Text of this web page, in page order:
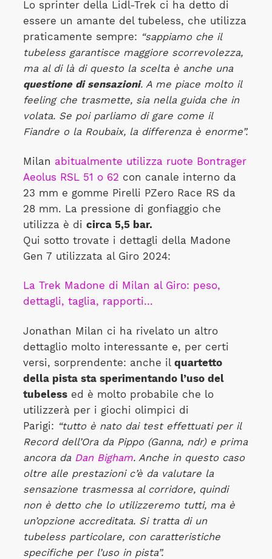
Lo sprinter della Lidl-Trek ci ha detto di
essere un amante del tubeless, che utilizza
praticamente sempre: “sappiamo che il
tubeless garantisce maggiore scorrevolezza,
ma al di là di questo la scelta è anche una
questione di sensazioni. A me piace molto il
feeling che trasmette, sia nella guida che in
volata. Se poi parliamo di gare come il
Fiandre o la Roubaix, la differenza è enorme”.
Milan abitualmente utilizza ruote Bontrager
Aeolus RSL 51 o 62 con canale interno da
23 mm e gomme Pirelli PZero Race RS da
28 mm. La pressione di gonfiaggio che
utilizza è di circa 5,5 bar.
Qui sotto trovate i dettagli della Madone
Gen 7 utilizzata al Giro 2024:
La Trek Madone di Milan al Giro: peso,
dettagli, taglia, rapporti…
Jonathan Milan ci ha rivelato un altro
dettaglio molto interessante e, per certi
versi, sorprendente: anche il quartetto
della pista sta sperimentando l’uso del
tubelessed è molto probabile che lo
utilizzerà per i giochi olimpici di
Parigi: “tutto è nato dai test effettuati per il
Record dell’Ora da Pippo (Ganna, ndr) e prima
ancora da Dan Bigham. Anche in questo caso
oltre alle prestazioni c’è da valutare la
sensazione trasmessa al corridore, quindi
non è detto che lo utilizzeremo tutti, ma è
un’opzione accreditata. Si tratta di un
tubeless particolare, con caratteristiche
specifiche per l’uso in pista”.